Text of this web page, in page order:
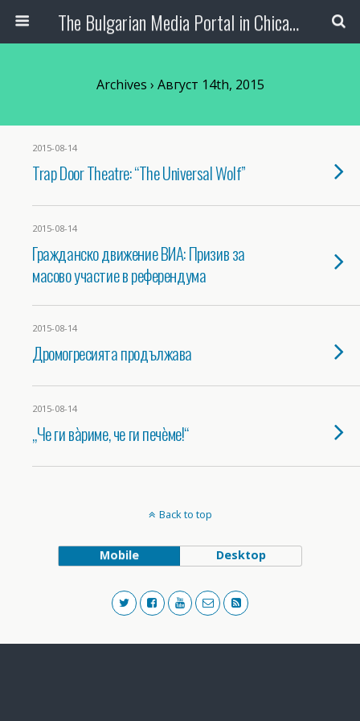
The Bulgarian Media Portal in Chicago
Archives › Август 14th, 2015
2015-08-14
Trap Door Theatre: “The Universal Wolf”
2015-08-14
Гражданско движение ВИА: Призив за
масово участие в референдума
2015-08-14
Дромогресията продължава
2015-08-14
„Че ги вàриме, че ги печèме!“
Back to top
Mobile Desktop